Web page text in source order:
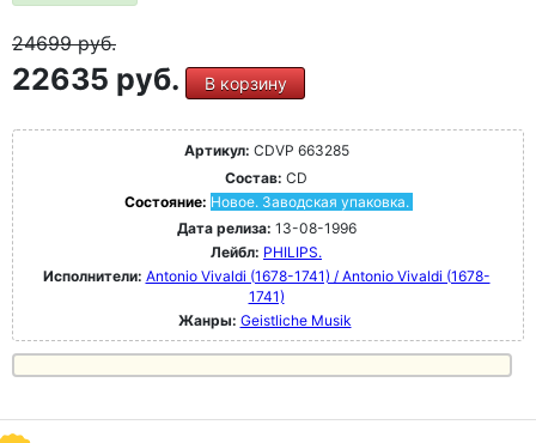
24699руб.
22635 руб. В корзину
Артикул: CDVP 663285
Состав: CD
Состояние: Новое. Заводская упаковка.
Дата релиза: 13-08-1996
Лейбл: PHILIPS.
Исполнители: Antonio Vivaldi (1678-1741) / Antonio Vivaldi (1678-
1741)
Жанры: Geistliche Musik